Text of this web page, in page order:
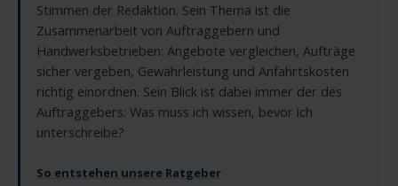
Stimmen der Redaktion. Sein Thema ist die
Zusammenarbeit von Auftraggebern und
Handwerksbetrieben: Angebote vergleichen, Aufträge
sicher vergeben, Gewährleistung und Anfahrtskosten
richtig einordnen. Sein Blick ist dabei immer der des
Auftraggebers: Was muss ich wissen, bevor ich
unterschreibe?
So entstehen unsere Ratgeber